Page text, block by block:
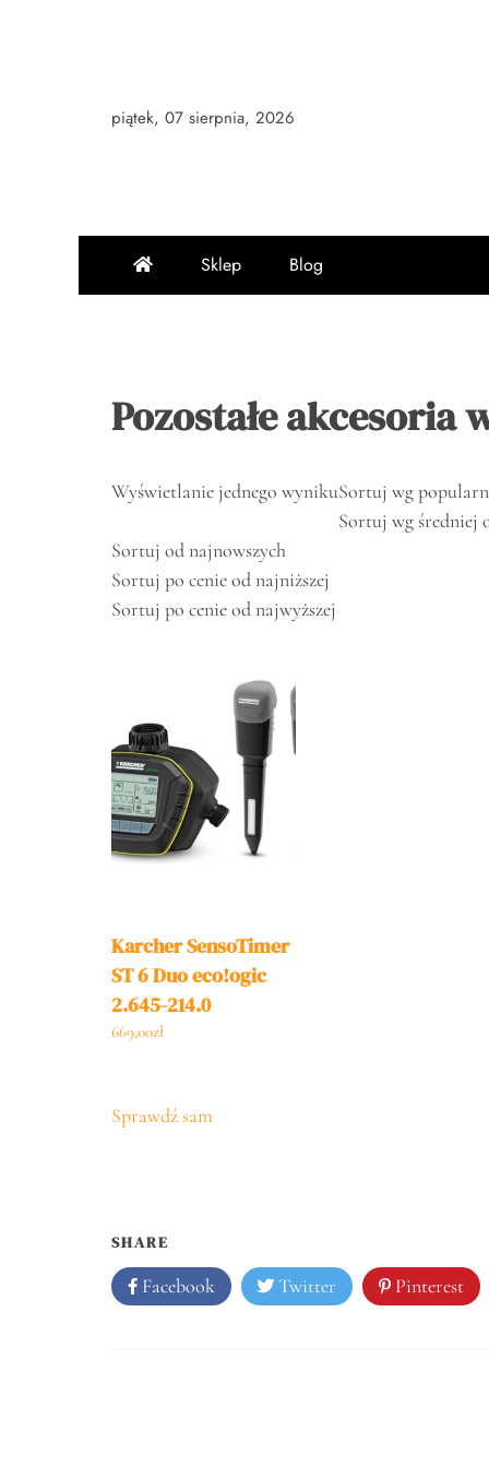
piątek, 07 sierpnia, 2026
Sklep Blog
Pozostałe akcesoria
Wyświetlanie jednego wynikuSortuj wg
Sortuj wg średniej
Sortuj od najnowszych
Sortuj po cenie od najniższej
Sortuj po cenie od najwyższej
Karcher SensoTimer
ST 6 Duo eco!ogic
2.645-214.0
669,00zł
Sprawdź sam
SHARE
Facebook Twitter Pinterest